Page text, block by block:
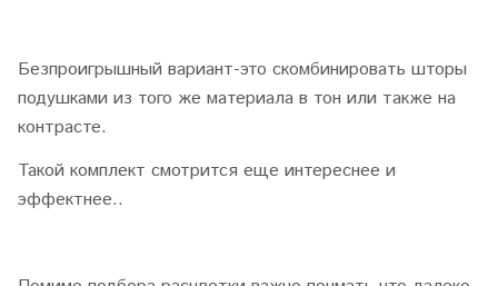
Безпроигрышный вариант-это скомбинировать шторы
подушками из того же материала в тон или также на
контрасте.
Такой комплект смотрится еще интереснее и
эффектнее..